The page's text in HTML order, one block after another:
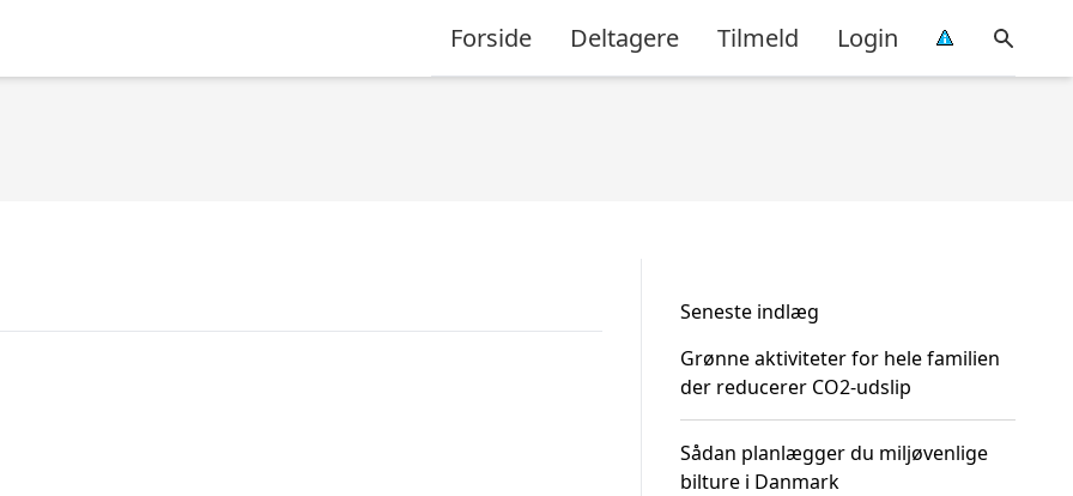
Forside Deltagere Tilmeld Login
Seneste indlæg
Grønne aktiviteter for hele familien
der reducerer CO2-udslip
Sådan planlægger du miljøvenlige
bilture i Danmark